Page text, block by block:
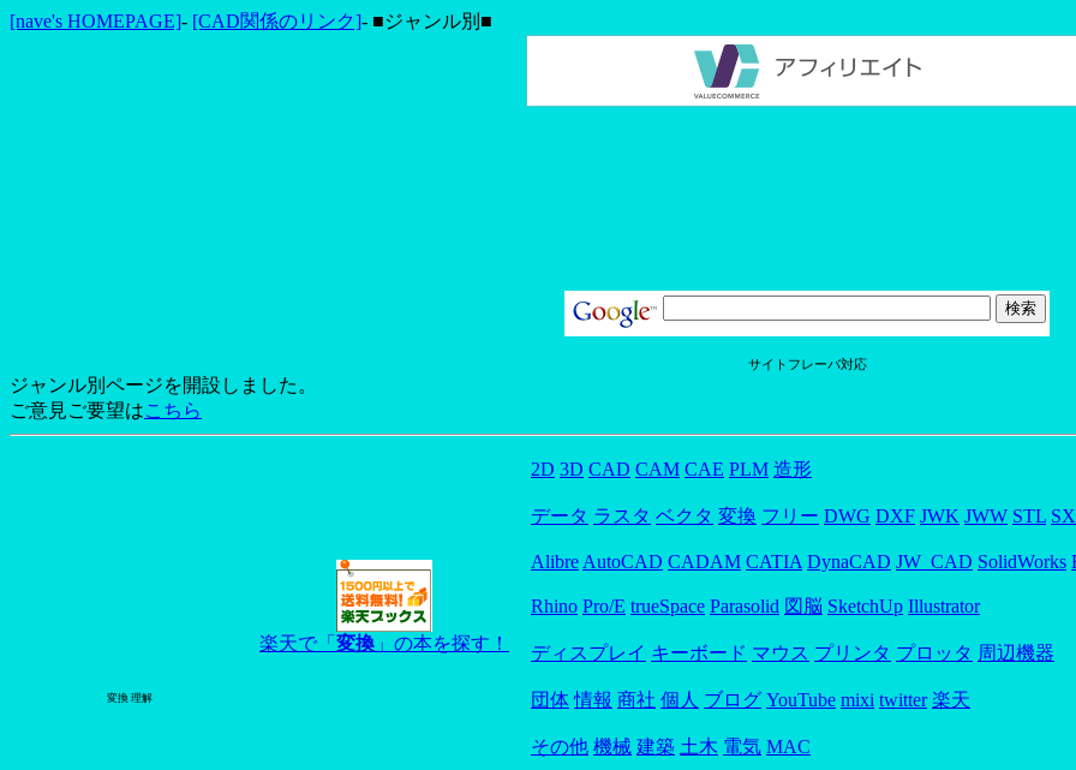
[nave's HOMEPAGE]- [CAD関係のリンク]- ■ジャンル別■
サイトフレーバ対応
ジャンル別ページを開設しました。
ご意見ご要望はこちら
変換 理解
楽天で「 変換 」の本を探す！
2D 3D CAD CAM CAE PLM 造形
データ ラスタ ベクタ 変換 フリー DWG DXF JWK JWW STL
Alibre AutoCAD CADAM CATIA DynaCAD JW_CAD SolidWorks
Rhino Pro/E trueSpace Parasolid 図脳 SketchUp Illustrator
ディスプレイ キーボード マウス プリンタ プロッタ 周辺機器
団体 情報 商社 個人 ブログ YouTube mixi twitter 楽天
その他 機械 建築 土木 電気 MAC